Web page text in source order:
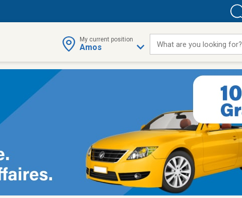
My current position
Amos What are you looking for?